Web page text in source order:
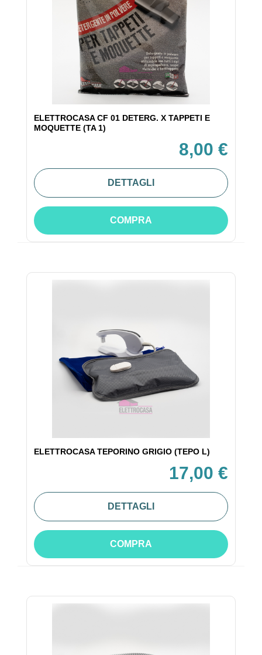
ELETTROCASA CF 01 DETERG. X TAPPETI E
MOQUETTE (TA 1)
8,00 €
DETTAGLI
COMPRA
ELETTROCASA TEPORINO GRIGIO (TEPO L)
17,00 €
DETTAGLI
COMPRA